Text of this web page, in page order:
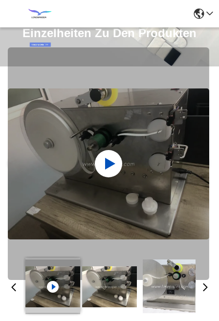
Einzelheiten Zu Den Produkten